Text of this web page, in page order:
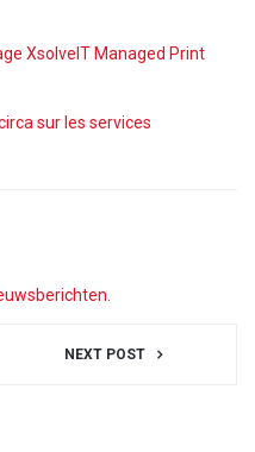
XsolveIT Managed Print
sur les services
NEXT POST